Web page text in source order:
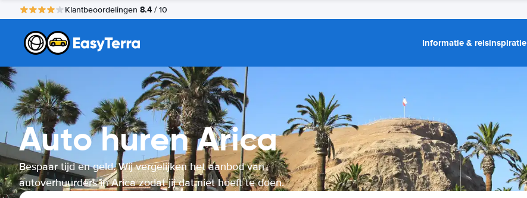
Klantbeoordelingen 8.4 / 10
Informatie & reisinspiratie
Auto huren Arica
Bespaar tijd en geld. Wij vergelijken het aanbod van
autoverhuurders in Arica zodat jij dat niet hoeft te doen.